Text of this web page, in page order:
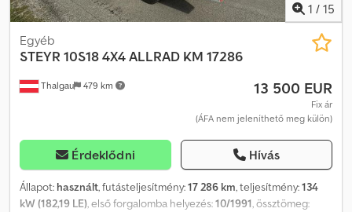
1 / 15
Thalgau 479 km
Egyéb
STEYR 10S18 4X4 ALLRAD KM 17286
13 500 EUR
Fix ár
(ÁFA nem jeleníthető meg külön)
Érdeklődni Hívás
Állapot: használt, futásteljesítmény:17 286 km, teljesítmény:134
kW (182,19 LE), első forgalomba helyezés:10/1991, össztömeg: